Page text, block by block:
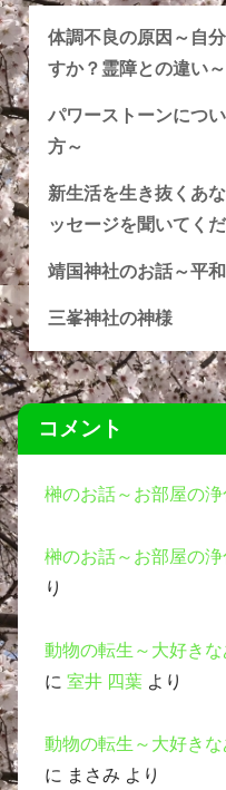
体調不良の原因～自
すか？霊障との違い～
パワーストーンにつ
方～
新生活を生き抜くあ
ッセージを聞いてく
靖国神社のお話～平
三峯神社の神様
コメント
榊のお話～お部屋の浄
榊のお話～お部屋の浄
り
動物の転生～大好き
に 室井 四葉 より
動物の転生～大好き
に まさみ より